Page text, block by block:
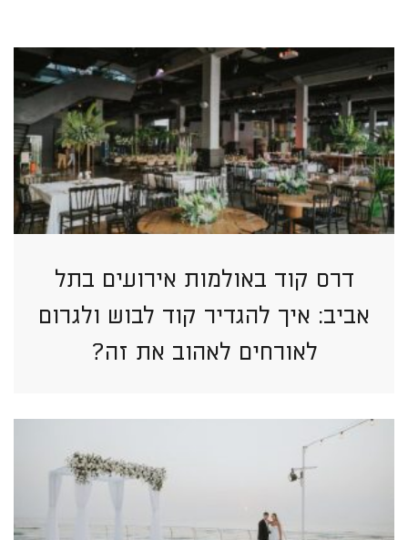
דרס קוד באולמות אירועים בתל
אביב: איך להגדיר קוד לבוש ולגרום
לאורחים לאהוב את זה?